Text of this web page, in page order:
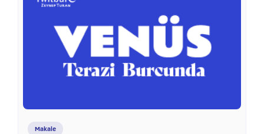
Makale